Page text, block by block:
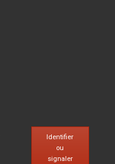
Identifier
ou
signaler